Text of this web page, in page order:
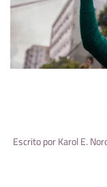
Escrito porKarol E.